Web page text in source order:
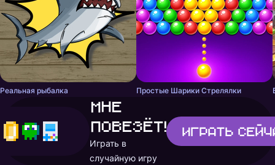
Реальная рыбалка Простые Шарики Стрелялки
Мне
повезёт!
Играть в
случайную игру
Играть